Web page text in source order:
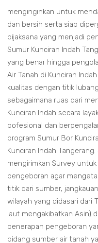
menginginkan untuk
dan bersih serta siap
bijaksana yang menjadi
Sumur Kunciran Indah
yang benar hingga
Air Tanah di Kunciran
kualitas dengan titik
sebagaimana ruas dari
Kunciran Indah secara
pofesional dan
program Sumur Bor
Kunciran Indah
mengirimkan Survey
pengeboran agar
titik dari sumber,
wilayah yang didasari dari
laut mengakibatkan Asin)
penerapan pengeboran
bidang sumber air tanah